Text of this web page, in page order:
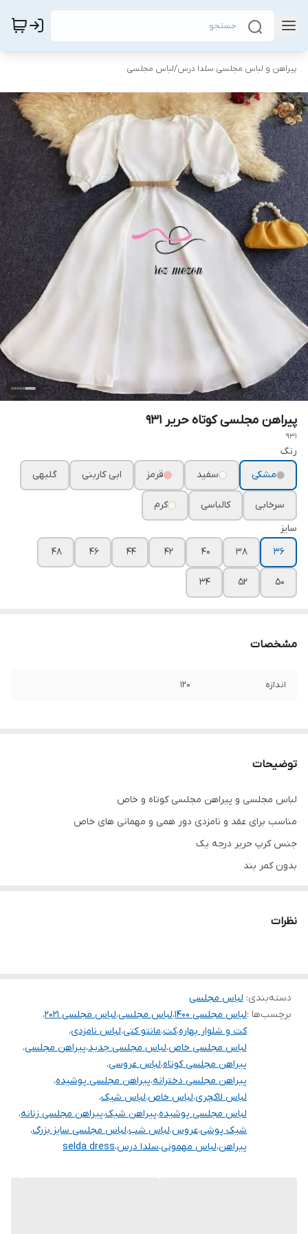
پیراهن و لباس مجلسی سلدا درس/لباس مجلسی
پیراهن مجلسی کوتاه حریر ۹۳۱
931
رنگ
مشکی
سفید قرمز ابی کاربنی گلبهی
سرخابی کالباسی
کرم
سایز
۳۶
۳۸ ۴۰ ۴۲ ۴۴ ۴۶ ۴۸
۵۰ ۵۲ ۳۴
مشخصات
اندازه ۱۲۰
توضیحات
لباس مجلسی و پیراهن مجلسی کوتاه و خاص
مناسب برای عقد و نامزدی دور همی و مهمانی های خاص
جنس کرپ حریر درجه یک
بدون کمر بند
نظرات
دسته‌بندی: لباس مجلسی
برچسب‌ها :لباس مجلسی ۱۴۰۰ ،لباس مجلسی،لباس مجلسی ۲۰۲۱
،
کت و شلوار بهاره،کت،مانتو کتی،لباس نامزدی،
لباس مجلسی خاص،لباس مجلسی جدید،پیراهن مجلسی،
پیراهن مجلسی کوتاه،لباس عروسی،
پیراهن مجلسی دخترانه،پیراهن مجلسی پوشیده،
لباس لاکچری،لباس خاص،لباس شیک،
لباس مجلسی پوشیده،پیراهن شیک،پیراهن مجلسی زنانه،
شیک پوشی،عروس،لباس شب،لباس مجلسی سایز بزرگ،
پیراهن،لباس مهمونی،سلدا درس،selda dress